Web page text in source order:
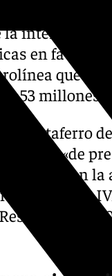
finalidad,
la
en favor de
que
53 millones
testaferro
«de
con la
el 1% más